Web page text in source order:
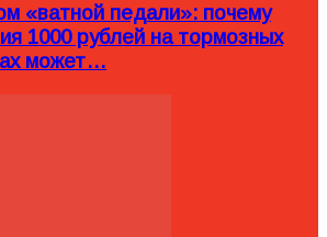
«ватной педали»: почему
1000 рублей на тормозных
может…